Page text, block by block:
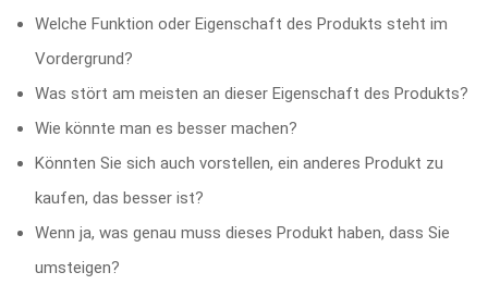
Welche Funktion oder Eigenschaft des Produkts steht im
Vordergrund?
Was stört am meisten an dieser Eigenschaft des Produkts?
Wie könnte man es besser machen?
Könnten Sie sich auch vorstellen, ein anderes Produkt zu
kaufen, das besser ist?
Wenn ja, was genau muss dieses Produkt haben, dass Sie
umsteigen?